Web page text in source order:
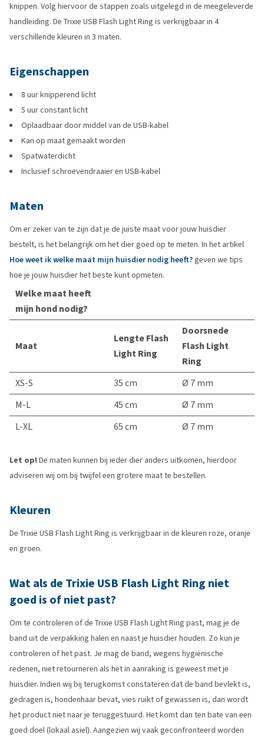
knippen. Volg hiervoor de stappen zoals uitgelegd in de meegeleverde
handleiding. De Trixie USB Flash Light Ring is verkrijgbaar in 4
verschillende kleuren in 3 maten.
Eigenschappen
8 uur knipperend licht
5 uur constant licht
Oplaadbaar door middel van de USB-kabel
Kan op maat gemaakt worden
Spatwaterdicht
Inclusief schroevendraaier en USB-kabel
Maten
Om er zeker van te zijn dat je de juiste maat voor jouw huisdier
bestelt, is het belangrijk om het dier goed op te meten. In het artikel
Hoe weet ik welke maat mijn huisdier nodig heeft?geven we tips
hoe je jouw huisdier het beste kunt opmeten.
Welke maat heeft
mijn hond nodig?
Maat
Lengte Flash
Light Ring
Doorsnede
Flash Light
Ring
XS-S
35 cm
Ø 7 mm
M-L
45 cm
Ø 7 mm
L-XL
65 cm Ø 7 mm
Let op! De maten kunnen bij ieder dier anders uitkomen, hierdoor
adviseren wij om bij twijfel een grotere maat te bestellen.
Kleuren
De Trixie USB Flash Light Ring is verkrijgbaar in de kleuren roze, oranje
en groen.
Wat als de Trixie USB Flash Light Ring niet
goed is of niet past?
Om te controleren of de Trixie USB Flash Light Ring past, mag je de
band uit de verpakking halen en naast je huisdier houden. Zo kun je
controleren of het past. Je mag de band, wegens hygiënische
redenen, niet retourneren als het in aanraking is geweest met je
huisdier. Indien wij bij terugkomst constateren dat de band bevlekt is,
gedragen is, hondenhaar bevat, vies ruikt of gewassen is, dan wordt
het product niet naar je teruggestuurd. Het komt dan ten bate van een
goed doel (lokaal asiel). Aangezien wij vaak geconfronteerd worden